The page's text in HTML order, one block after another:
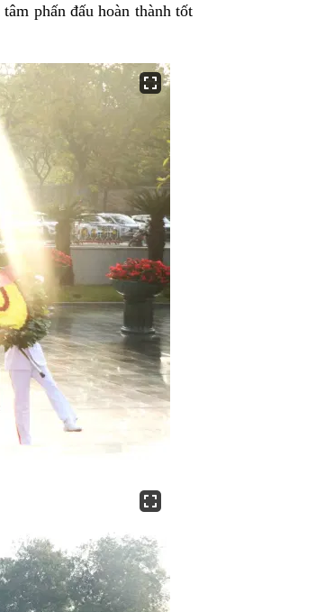
phấn đấu hoàn thành tốt